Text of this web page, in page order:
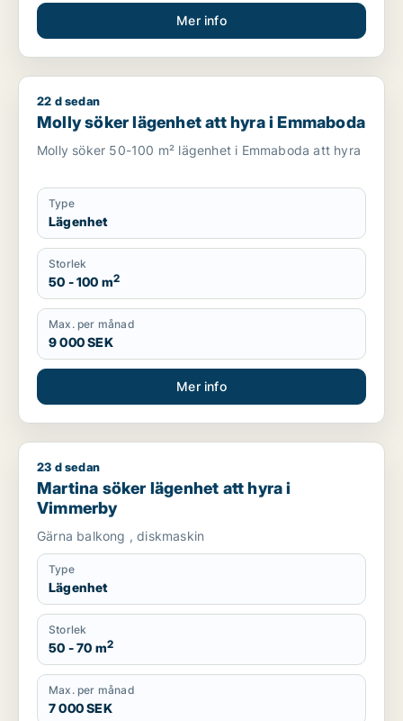
Mer info
Molly söker lägenhet att hyra i Emmaboda
22 d sedan
Molly söker lägenhet att hyra i Emmaboda
Molly söker 50-100 m² lägenhet i Emmaboda att hyra
Type
Lägenhet
Storlek
50 - 100 m2
Max. per månad
9 000 SEK
Mer info
Martina söker lägenhet att hyra i Vimmerby
23 d sedan
Martina söker lägenhet att hyra i
Vimmerby
Gärna balkong , diskmaskin
Type
Lägenhet
Storlek
50 - 70 m2
Max. per månad
7 000 SEK